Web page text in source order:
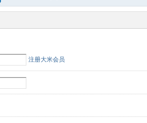
注册大米会员